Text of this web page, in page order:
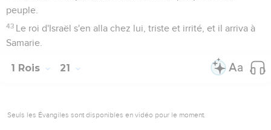
peuple.
43 Le roi d'Israël s'en alla chez lui, triste et irrité, et il arriva à
Samarie.
1 Rois 21
Seuls les Évangiles sont disponibles en vidéo pour le moment.